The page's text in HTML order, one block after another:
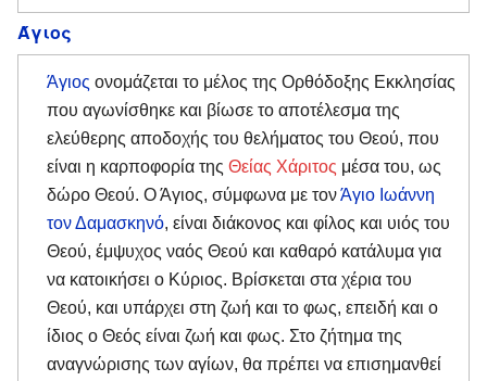
Άγιος
Άγιος ονομάζεται το μέλος της Ορθόδοξης Εκκλησίας
που αγωνίσθηκε και βίωσε το αποτέλεσμα της
ελεύθερης αποδοχής του θελήματος του Θεού, που
είναι η καρποφορία της Θείας Χάριτος μέσα του, ως
δώρο Θεού. Ο Άγιος, σύμφωνα με τονΆγιο Ιωάννη
τον Δαμασκηνό, είναι διάκονος και φίλος και υιός του
Θεού, έμψυχος ναός Θεού και καθαρό κατάλυμα για
να κατοικήσει ο Κύριος. Βρίσκεται στα χέρια του
Θεού, και υπάρχει στη ζωή και το φως, επειδή και ο
ίδιος ο Θεός είναι ζωή και φως. Στο ζήτημα της
αναγνώρισης των αγίων, θα πρέπει να επισημανθεί